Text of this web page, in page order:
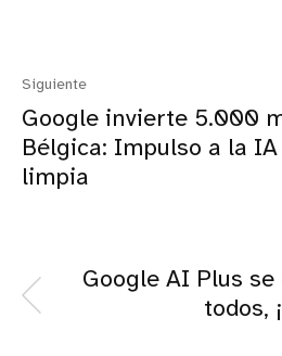
Siguiente
Google invierte 5.000
Bélgica: Impulso a la
limpia
Google AI Plus
todos,